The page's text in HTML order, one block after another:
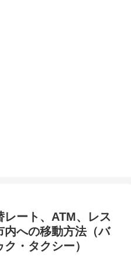
ート、ATM、レス
内への移動方法（バ
・タクシー）